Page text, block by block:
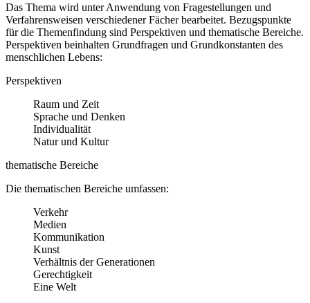
Das Thema wird unter Anwendung von Fragestellungen und
Verfahrensweisen verschiedener Fächer bearbeitet. Bezugspunkte
für die Themenfindung sind Perspektiven und thematische Bereiche.
Perspektiven beinhalten Grundfragen und Grundkonstanten des
menschlichen Lebens:
Perspektiven
Raum und Zeit
Sprache und Denken
Individualität
Natur und Kultur
thematische Bereiche
Die thematischen Bereiche umfassen:
Verkehr
Medien
Kommunikation
Kunst
Verhältnis der Generationen
Gerechtigkeit
Eine Welt